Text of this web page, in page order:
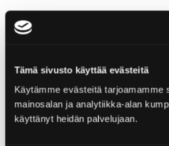
Tämä sivusto käyttää evästeitä
Käytämme evästeitä tarjoamamme
mainosalan ja analytiikka-alan
käyttänyt heidän palvelujaan.